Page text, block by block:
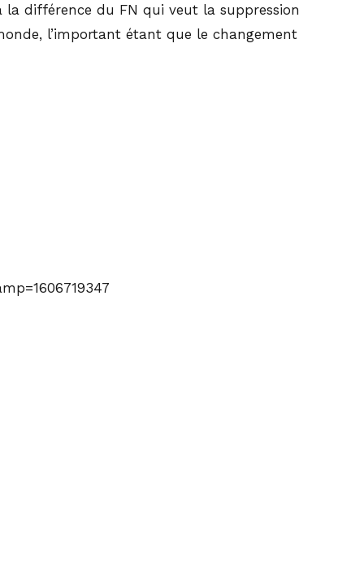
la différence du FN qui veut la suppression
l’important étant que le changement